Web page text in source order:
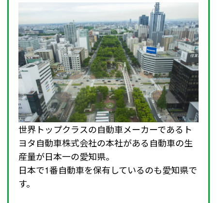
世界トップクラスの自動車メーカーであるト
ヨタ自動車株式会社の本社がある自動車の生
産量が日本一の愛知県。
日本で1番自動車を保有しているのも愛知県で
す。